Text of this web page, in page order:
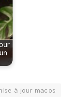
à jour macos